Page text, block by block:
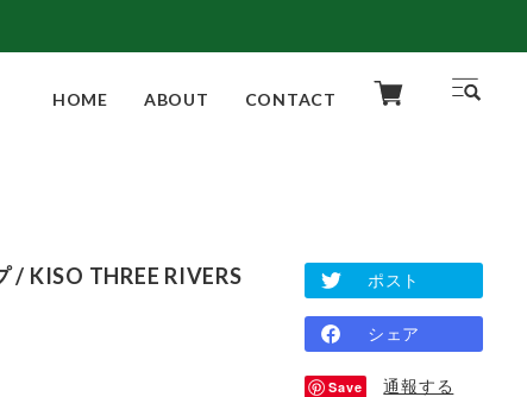
HOME ABOUT CONTACT
/ KISO THREE RIVERS ポスト
シェア
Save 通報する